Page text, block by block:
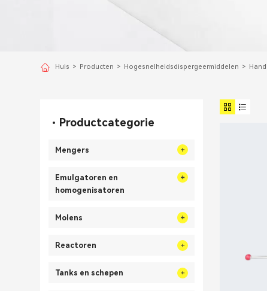
Huis > Producten > Hogesnelheidsdispergeermiddelen >
Productcategorie
Mengers
Emulgatoren en
homogenisatoren
Molens
Reactoren
Tanks en schepen